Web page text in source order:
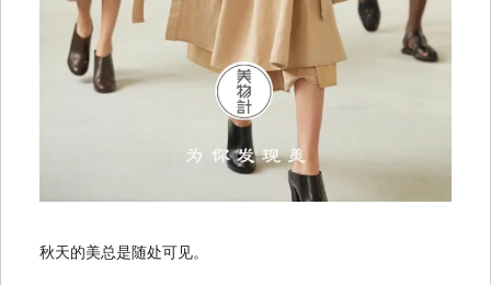
秋天的美总是随处可见。